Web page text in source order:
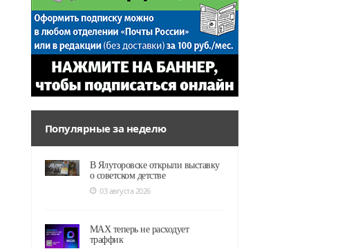
Популярные за неделю
В Ялуторовске открыли выставку
о советском детстве
03 августа 2026
MAX теперь не расходует
траффик